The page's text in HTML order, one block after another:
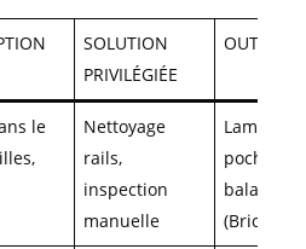
SOLUTION
PRIVILÉGIÉE
OUTILS/
le
Nettoyage
rails,
inspection
manuelle
Lampe de
poche,
balayette